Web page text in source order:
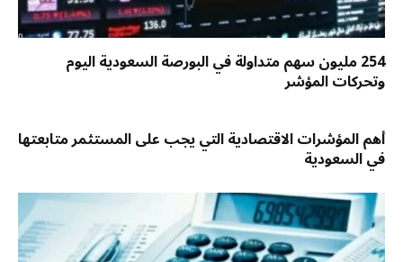
254 مليون سهم متداولة في البورصة السعودية اليوم
وتحركات المؤشر
أهم المؤشرات الاقتصادية التي يجب على المستثمر متابعتها
في السعودية